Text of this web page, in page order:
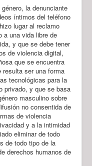
la denunciante
íntimos del teléfono
lugar al reclamo
a una vida libre de
y que se debe tener
de violencia digital,
que se encuentra
ser una forma
tecnológicas para la
privado, y que se basa
masculino sobre
no consentida de
de violencia
y a la intimidad
eliminar de todo
de todo tipo de la
derechos humanos de